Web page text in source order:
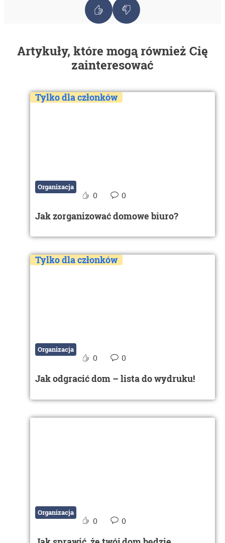
Artykuły, które mogą również Cię
zainteresować
Organizacja
0 0
Jak zorganizować domowe biuro?
Tylko dla członków
Organizacja
0 0
Jak odgracić dom – lista do wydruku!
Tylko dla członków
Organizacja
0 0